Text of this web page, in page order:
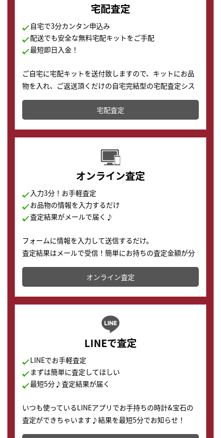
宅配査定
自宅で3分カンタン申込み
配送でも安全な無料宅配キットをご手配
最短即日入金！
ご自宅に宅配キットを送付致しますので、キットにお品
物を入れ、ご返送頂くだけの自宅完結型の宅配査定シス
テムです。
配送でも簡単&安全に査定・買取に出すことが可能で
す。
宅配査定
オンライン査定
入力3分！お手軽査定
お品物の情報を入力するだけ
査定結果がメールで届く♪
フォームに情報を入力して送信するだけ。
査定結果はメールで受信！簡単にお持ちの査定金額が分
かります。
オンライン査定
LINEで査定
LINEでお手軽査定
まずは簡単に査定してほしい
最短5分♪査定結果が届く
いつも使っているLINEアプリでお手持ちの時計&宝石の
査定ができちゃいます♪結果を最短5分でお知らせ！
どこからでもすぐに査定金額を知ることが出来ます。